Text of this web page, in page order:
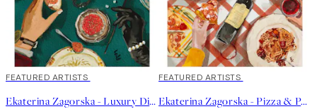
40%*
FEATURED ARTISTS
Ekaterina Zagorska - Luxury Dinner Juliste
40%*
FEATURED ARTISTS
Ekaterina Zagorska - Pizza & Pasta Party Juliste